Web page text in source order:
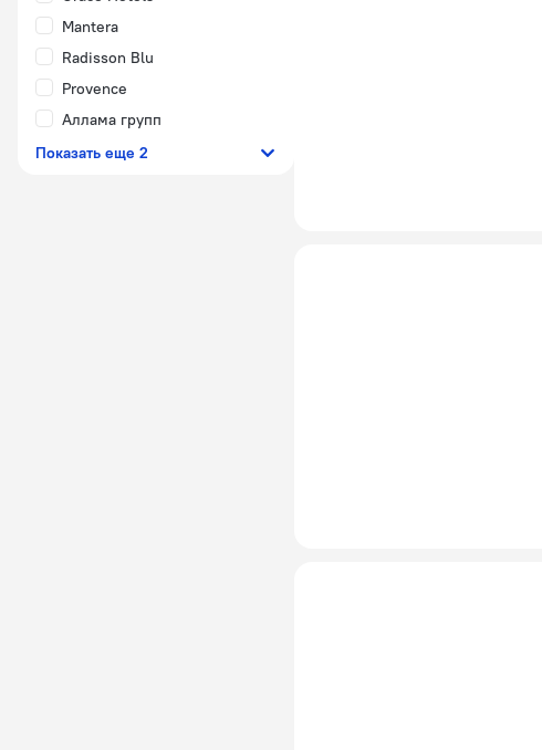
Mantera
Radisson Blu
Provence
Аллама групп
Показать еще 2